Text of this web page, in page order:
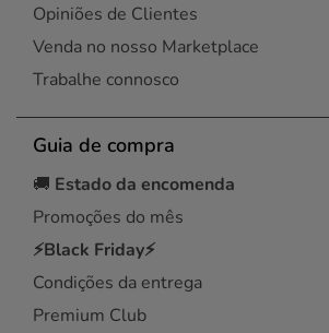
Opiniões de Clientes
Venda no nosso Marketplace
Trabalhe connosco
Guia de compra
🚚 Estado da encomenda
Promoções do mês
⚡Black Friday⚡
Condições da entrega
Premium Club